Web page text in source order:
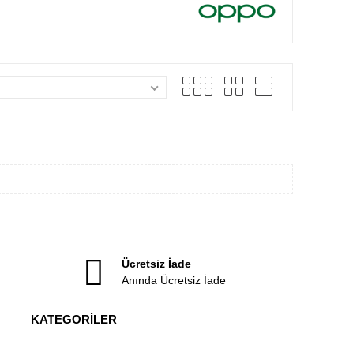
Ücretsiz İade
Anında Ücretsiz İade
KATEGORİLER